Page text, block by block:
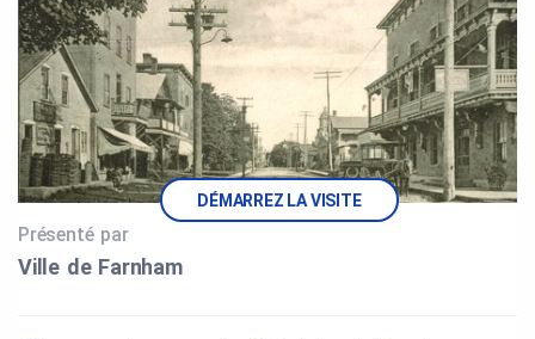
DÉMARREZ LA VISITE
Présenté par
Ville de Farnham